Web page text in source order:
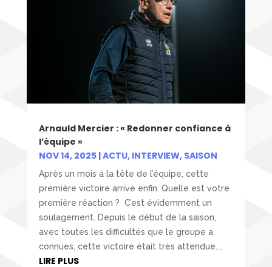
Arnauld Mercier : « Redonner confiance à
l’équipe »
NOV 14, 2025|ACTU, INTERVIEW, SAISON
Après un mois à la tête de l’équipe, cette
première victoire arrive enfin. Quelle est votre
première réaction ? C’est évidemment un
soulagement. Depuis le début de la saison,
avec toutes les difficultés que le groupe a
connues, cette victoire était très attendue....
LIRE PLUS